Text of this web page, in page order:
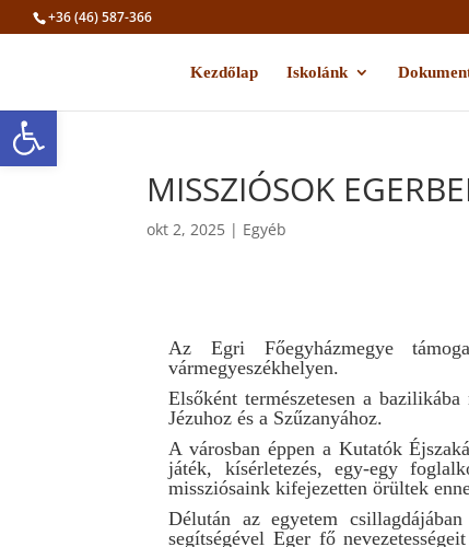
Eszköztár megnyitása
+36 (46) 587-366
Kezdőlap Iskolánk
MISSZIÓSOK
okt 2, 2025 | Egyéb
Az Egri Főegyházmegye
vármegyeszékhelyen.
Elsőként természetesen a
Jézuhoz és a Szűzanyához.
A városban éppen a Kutatók
játék, kísérletezés, egy-egy
missziósaink kifejezetten örültek
Délután az egyetem
segítségével Eger fő